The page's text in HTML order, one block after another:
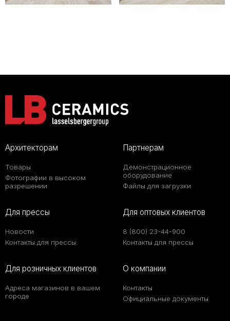
Архитекторам
Товары
Фотографии в высоком
разрешении
Партнерам
Демонстрационное
оборудование
Файлы для загрузки
Для прессы
Новости
Контакты для прессы
Для оптовых клиентов
8 (800) 23-44-900
Контакты для прессы
Для розничных клиентов
Адреса магазинов в вашем
городе
О компании
Контакты
Официальные документы